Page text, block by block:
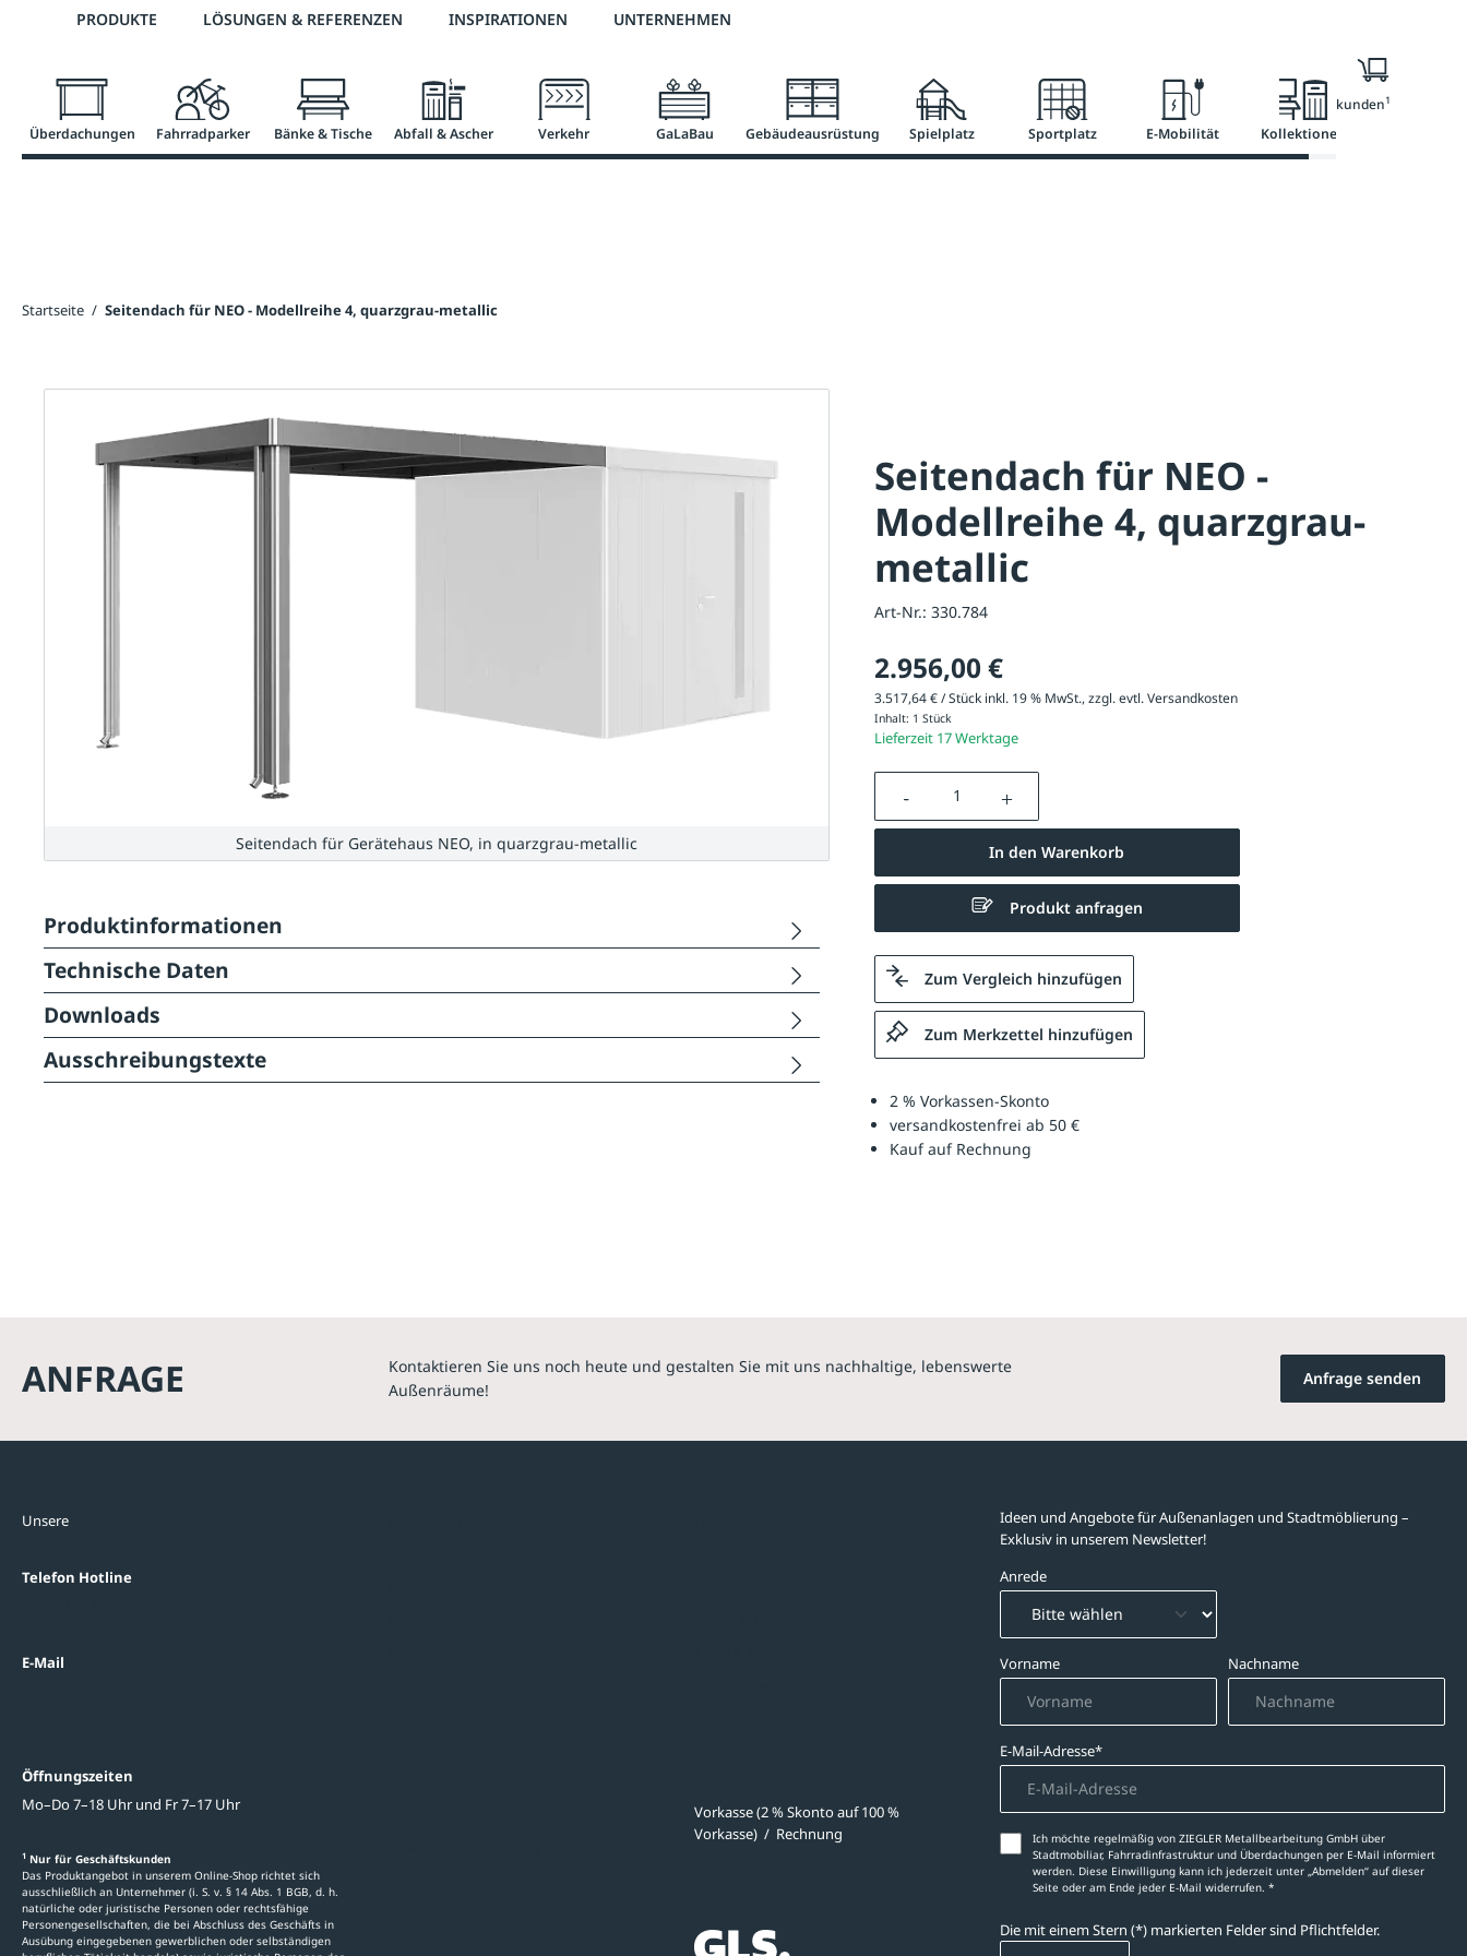
Zur Hauptnavigation springen
Telefon: 0800 / 100 49 02 2 % Vorkassen-Skonto versandkostenfrei ab 50 €
PRODUKTE LÖSUNGEN & REFERENZEN INSPIRATIONEN UNTERNEHMEN
Überdachungen Fahrradparker Bänke & Tische Abfall & Ascher Verkehr GaLaBau Gebäudeausrüstung Spielplatz Sportplatz E-Mobilität Kollektionen
Nur für Geschäftskunden1
Startseite / Seitendach für NEO - Modellreihe 4, quarzgrau-metallic
Seitendach für NEO -
Modellreihe 4, quarzgrau-
metallic
Art-Nr.: 330.784
2.956,00 €
3.517,64 € / Stück inkl. 19 % MwSt., zzgl. evtl.Versandkosten
Inhalt: 1 Stück
Lieferzeit 17 Werktage
Produkt Anzahl: Gib den gewünschten Wert ein oder
In den Warenkorb
Produkt anfragen
Zum Vergleich hinzufügen
Zum Merkzettel hinzufügen
2 % Vorkassen-Skonto
versandkostenfrei ab 50 €
Kauf auf Rechnung
Seitendach für Gerätehaus NEO, in quarzgrau-metallic
Produktinformationen
Technische Daten
Downloads
Ausschreibungstexte
ANFRAGE
Kontaktieren Sie uns noch heute und gestalten Sie mit uns nachhaltige, lebenswerte
Außenräume!
Anfrage senden
Unsere
Telefon Hotline
E-Mail
Öffnungszeiten
Mo–Do 7–18 Uhr und Fr 7–17 Uhr
1 Nur für Geschäftskunden
Das Produktangebot in unserem Online-Shop richtet sich
ausschließlich an Unternehmer (i. S. v. § 14 Abs. 1 BGB, d. h.
natürliche oder juristische Personen oder rechtsfähige
Personengesellschaften, die bei Abschluss des Geschäfts in
Ausübung eingegebenen gewerblichen oder selbständigen
Vorkasse (2 % Skonto auf 100 %
Vorkasse) / Rechnung
Ideen und Angebote für Außenanlagen und Stadtmöblierung –
Exklusiv in unserem Newsletter!
Anrede
Vorname Nachname
E-Mail-Adresse*
Ich möchte regelmäßig von ZIEGLER Metallbearbeitung GmbH über
Stadtmobiliar, Fahrradinfrastruktur und Überdachungen per E-Mail informiert
werden. Diese Einwilligung kann ich jederzeit unter „Abmelden‘‘ auf dieser
Seite oder am Ende jeder E-Mail widerrufen. *
Die mit einem Stern (*) markierten Felder sind Pflichtfelder.